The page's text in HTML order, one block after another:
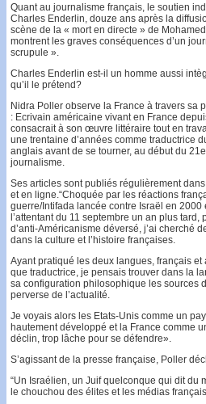
Quant au journalisme français, le soutien
Charles Enderlin, douze ans après la
scène de la « mort en directe » de
montrent les graves conséquences d’un
scrupule ».
Charles Enderlin est-il un homme aussi
qu’il le prétend?
Nidra Poller observe la France à travers sa
: Ecrivain américaine vivant en France
consacrait à son œuvre littéraire tout en
une trentaine d’années comme traductrice
anglais avant de se tourner, au début du
journalisme.
Ses articles sont publiés régulièrement
et en ligne.“Choquée par les réactions
guerre/Intifada lancée contre Israël en 2000
l’attentant du 11 septembre un an plus tard,
d’anti-Américanisme déversé, j’ai cherché
dans la culture et l’histoire françaises.
Ayant pratiqué les deux langues, français et
que traductrice, je pensais trouver dans la
sa configuration philosophique les sources
perverse de l’actualité.
Je voyais alors les Etats-Unis comme un
hautement développé et la France comme
déclin, trop lâche pour se défendre».
S’agissant de la presse française, Poller
“Un Israélien, un Juif quelconque qui dit du
le chouchou des élites et les médias